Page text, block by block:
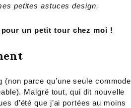
petites astuces design.
pour un petit tour chez moi !
(non parce qu’une seule commode
Malgré tout, qui dit nouvelle
d’été que j’ai portées au moins